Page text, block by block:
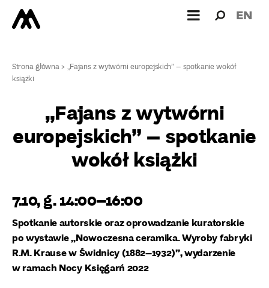
dla: EN
Strona główna>„Fajans z wytwórni europejskich” – spotkanie wokół
książki
„Fajans z wytwórni
europejskich” – spotkanie
wokół książki
7.10, g. 14:00–16:00
Spotkanie autorskie oraz oprowadzanie kuratorskie
po wystawie „Nowoczesna ceramika. Wyroby fabryki
R.M. Krause w Świdnicy (1882–1932)”, wydarzenie
w ramach Nocy Księgarń 2022